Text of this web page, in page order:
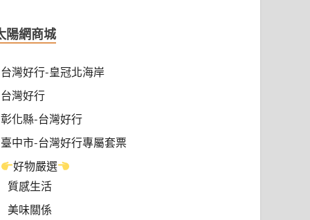
陽網商城
台灣好行-皇冠北海岸
台灣好行
彰化縣-台灣好行
臺中市-台灣好行專屬套票
好物嚴選
質感生活
美味關係